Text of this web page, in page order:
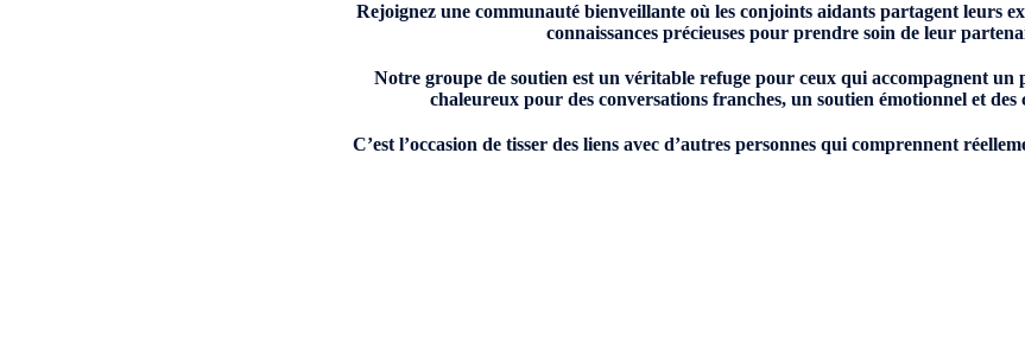
Rejoignez une communauté bienveillante où les conjoints aidants partagent leurs
connaissances précieuses pour prendre soin de leur
Notre groupe de soutien est un véritable refuge pour ceux qui accompagnent un
chaleureux pour des conversations franches, un soutien émotionnel et des
C’est l’occasion de tisser des liens avec d’autres personnes qui comprennent